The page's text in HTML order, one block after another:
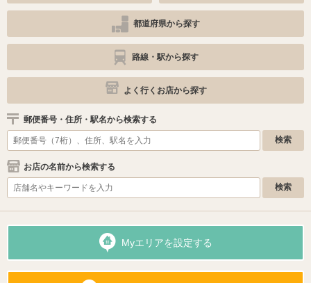
都道府県から探す
路線・駅から探す
よく行くお店から探す
郵便番号・住所・駅名から検索する
お店の名前から検索する
Myエリアを設定する